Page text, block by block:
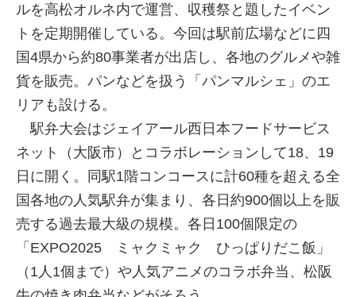
ルを高松オルネ内で運営、収穫祭と題したイベン
トを定期開催している。今回は駅前広場などに四
国4県から約80事業者が出店し、各地のグルメや雑
貨を販売。パンなどを扱う「パンマルシェ」のエ
リアも設ける。
駅弁大会はジェイアール西日本フードサービス
ネット（大阪市）とコラボレーションして18、19
日に開く。同駅1階コンコースに計60種を超える全
国各地の人気駅弁が集まり、各日約900個以上を販
売する過去最大級の規模。各日100個限定の
「EXPO2025 ミャクミャク ひっぱりだこ飯」
（1人1個まで）や人気アニメのコラボ弁当、松阪